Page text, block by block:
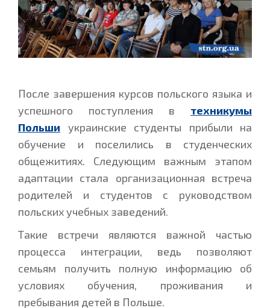
После завершения курсов польского языка и
успешного поступления в техникумы
Польши украинские студенты прибыли на
обучение и поселились в студенческих
общежитиях. Следующим важным этапом
адаптации стала организационная встреча
родителей и студентов с руководством
польских учебных заведений.
Такие встречи являются важной частью
процесса интеграции, ведь позволяют
семьям получить полную информацию об
условиях обучения, проживания и
пребывания детей в Польше.